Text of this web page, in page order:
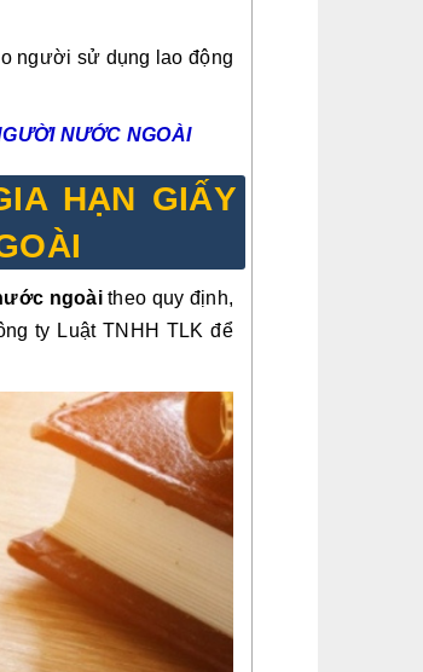
người sử dụng lao động
NƯỚC NGOÀI
HẠN GIẤY
ngoàitheo quy định,
ty Luật TNHH TLK để